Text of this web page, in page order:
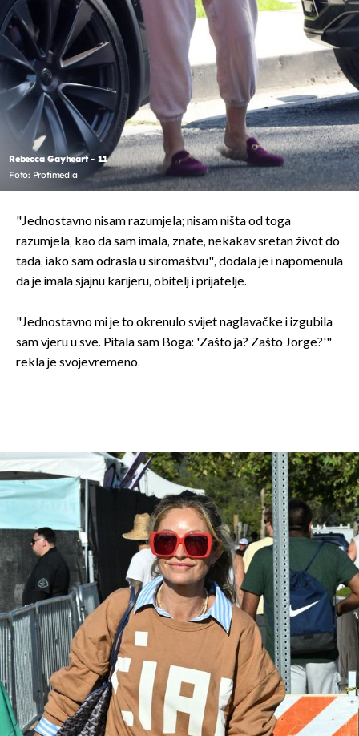
Rebecca Gayheart - 11
Foto: Profimedia
"Jednostavno nisam razumjela; nisam ništa od toga
razumjela, kao da sam imala, znate, nekakav sretan život do
tada, iako sam odrasla u siromaštvu", dodala je i napomenula
da je imala sjajnu karijeru, obitelj i prijatelje.
"Jednostavno mi je to okrenulo svijet naglavačke i izgubila
sam vjeru u sve. Pitala sam Boga: 'Zašto ja? Zašto Jorge?'"
rekla je svojevremeno.